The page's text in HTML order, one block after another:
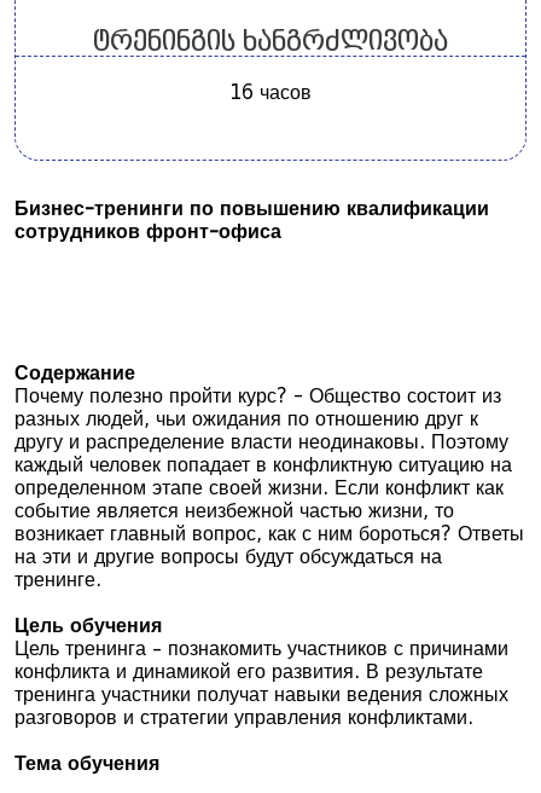
ტრენინგის ხანგრძლივობა
16 часов
Бизнес-тренинги по повышению квалификации
сотрудников фронт-офиса
Содержание
Почему полезно пройти курс? - Общество состоит из
разных людей, чьи ожидания по отношению друг к
другу и распределение власти неодинаковы. Поэтому
каждый человек попадает в конфликтную ситуацию на
определенном этапе своей жизни. Если конфликт как
событие является неизбежной частью жизни, то
возникает главный вопрос, как с ним бороться? Ответы
на эти и другие вопросы будут обсуждаться на
тренинге.
Цель обучения
Цель тренинга – познакомить участников с причинами
конфликта и динамикой его развития. В результате
тренинга участники получат навыки ведения сложных
разговоров и стратегии управления конфликтами.
Тема обучения